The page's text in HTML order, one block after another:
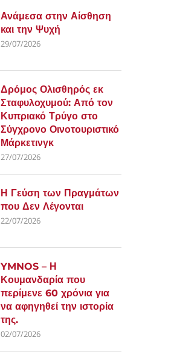
Ανάμεσα στην Αίσθηση
και την Ψυχή
29/07/2026
Δρόμος Ολισθηρός εκ
Σταφυλοχυμού: Από τον
Κυπριακό Τρύγο στο
Σύγχρονο Οινοτουριστικό
Μάρκετινγκ
27/07/2026
Η Γεύση των Πραγμάτων
που Δεν Λέγονται
22/07/2026
YMNOS – Η
Κουμανδαρία που
περίμενε 60 χρόνια για
να αφηγηθεί την ιστορία
της.
02/07/2026